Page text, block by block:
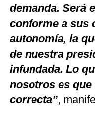
demanda. Será
conforme a sus
autonomía, la
de nuestra
infundada. Lo
nosotros es que
correcta”,